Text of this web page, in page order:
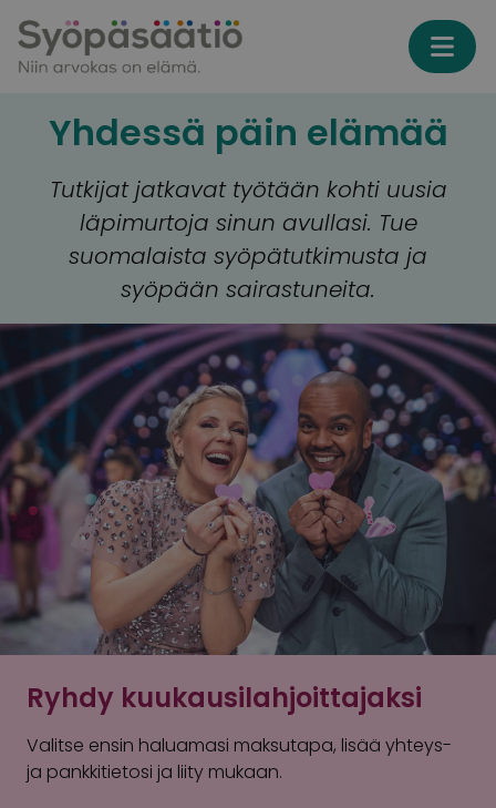
Yhdessä päin elämää
Tutkijat jatkavat työtään kohti uusia
läpimurtoja sinun avullasi. Tue
suomalaista syöpätutkimusta ja
syöpään sairastuneita.
Ryhdy kuukausilahjoittajaksi
Valitse ensin haluamasi maksutapa, lisää yhteys-
ja pankkitietosi ja liity mukaan.